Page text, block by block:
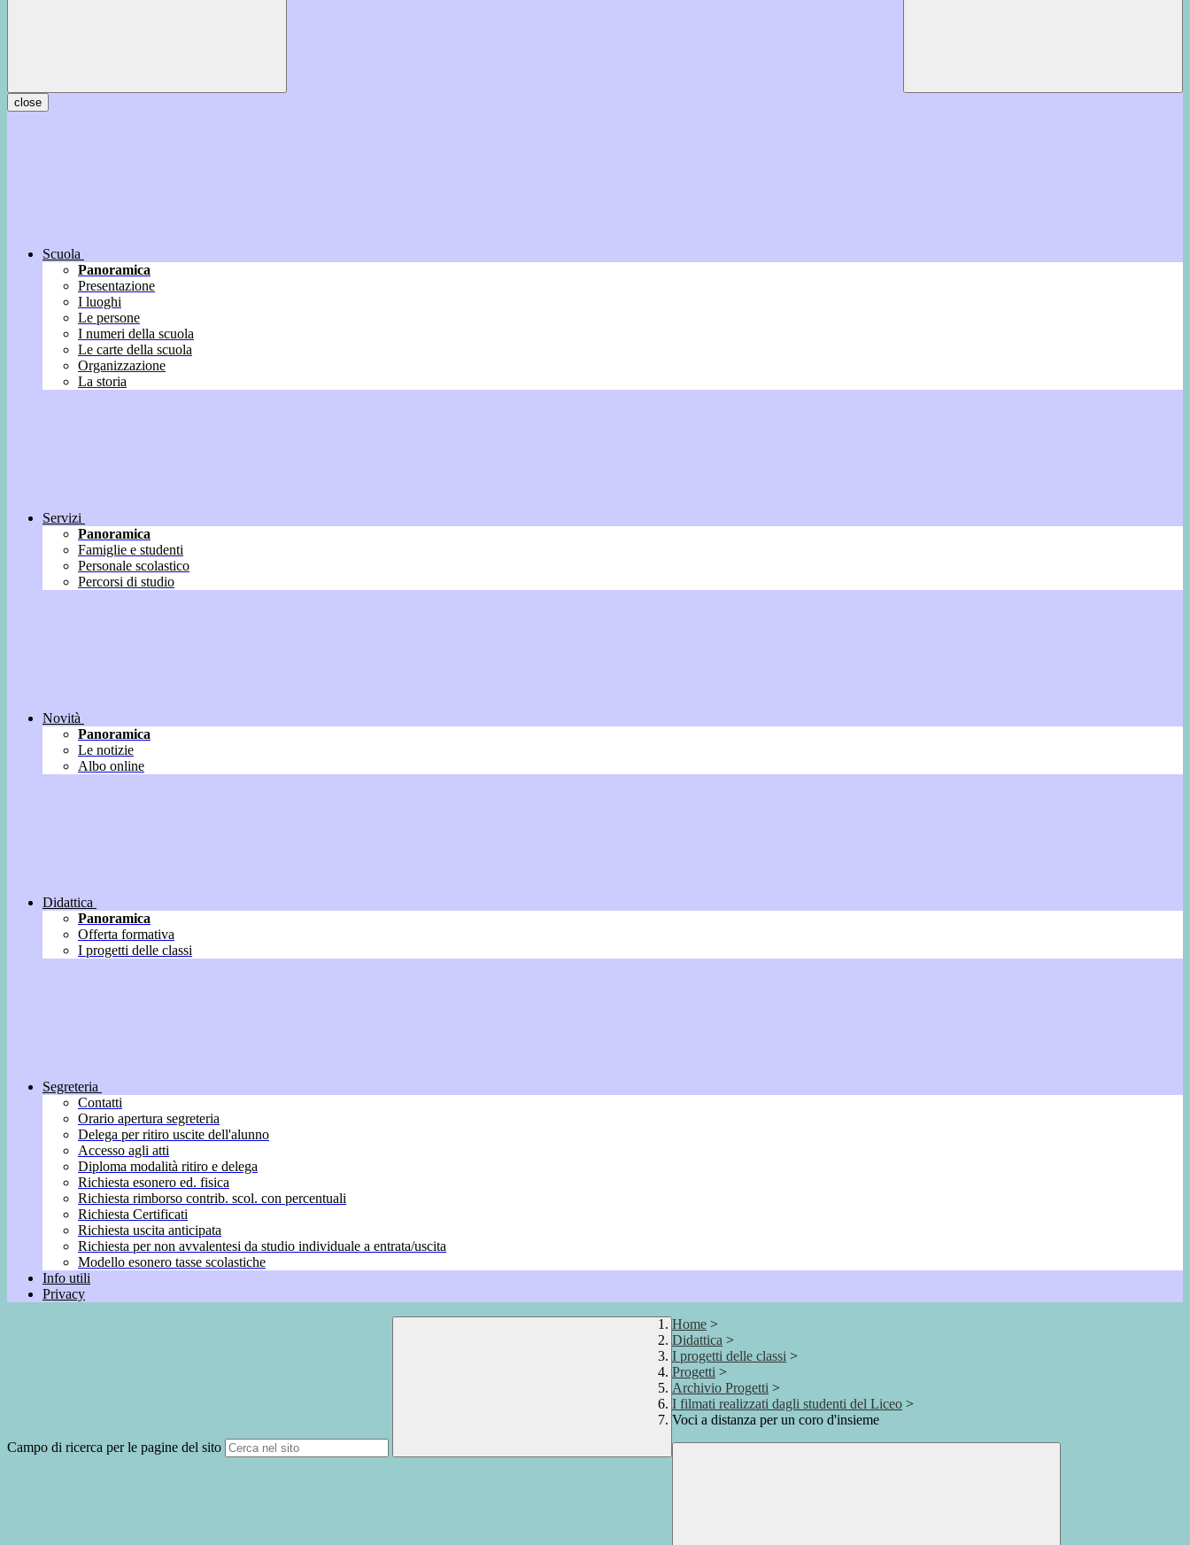
close
Scuola
Panoramica
Presentazione
I luoghi
Le persone
I numeri della scuola
Le carte della scuola
Organizzazione
La storia
Servizi
Panoramica
Famiglie e studenti
Personale scolastico
Percorsi di studio
Novità
Panoramica
Le notizie
Albo online
Didattica
Panoramica
Offerta formativa
I progetti delle classi
Segreteria
Contatti
Orario apertura segreteria
Delega per ritiro uscite dell'alunno
Accesso agli atti
Diploma modalità ritiro e delega
Richiesta esonero ed. fisica
Richiesta rimborso contrib. scol. con percentuali
Richiesta Certificati
Richiesta uscita anticipata
Richiesta per non avvalentesi da studio individuale a entrata/uscita
Modello esonero tasse scolastiche
Info utili
Privacy
Campo di ricerca per le pagine del sito
Home >
Didattica >
I progetti delle classi >
Progetti >
Archivio Progetti >
I filmati realizzati dagli studenti del Liceo >
Voci a distanza per un coro d'insieme